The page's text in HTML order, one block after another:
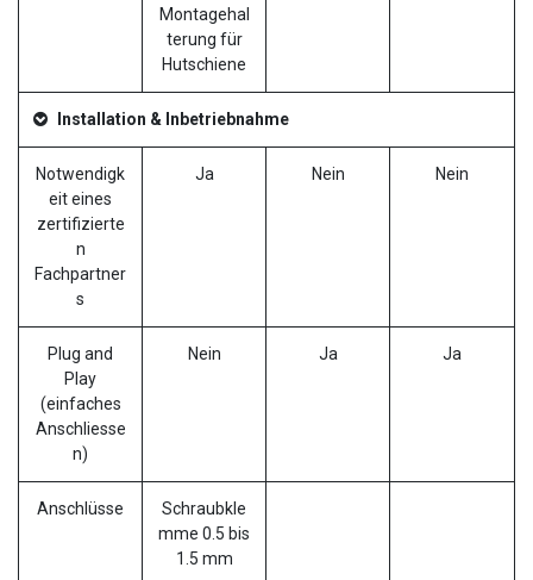
Montagehal
terung für
Hutschiene
Installation & Inbetriebnahme
Notwendigk
eit eines
zertifizierte
n
Fachpartner
s
Ja Nein Nein
Plug and
Play
(einfaches
Anschliesse
n)
Nein Ja Ja
Anschlüsse
Schraubkle
mme 0.5 bis
1.5 mm